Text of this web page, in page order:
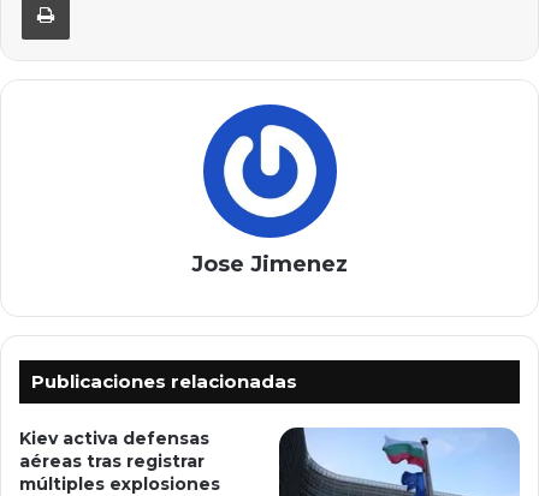
Jose Jimenez
Publicaciones relacionadas
Kiev activa defensas
aéreas tras registrar
múltiples explosiones